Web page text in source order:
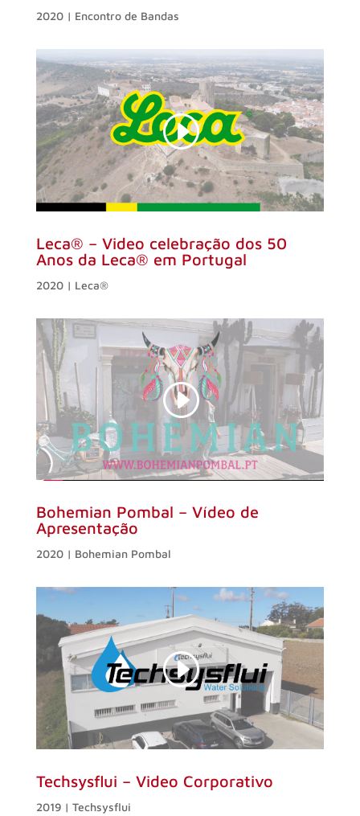
2020 | Encontro de Bandas
Leca® – Video celebração dos 50
Anos da Leca® em Portugal
2020 | Leca®
Bohemian Pombal – Vídeo de
Apresentação
2020 | Bohemian Pombal
Techsysflui – Video Corporativo
2019 | Techsysflui